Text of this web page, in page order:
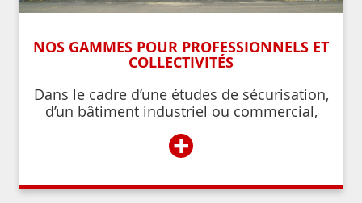
NOS GAMMES POUR PROFESSIONNELS ET
COLLECTIVITÉS
Dans le cadre d’une études de sécurisation,
d’un bâtiment industriel ou commercial,
+